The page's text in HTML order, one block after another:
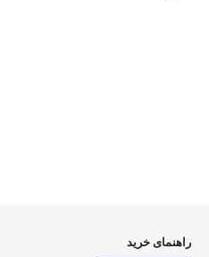
راهنمای خرید